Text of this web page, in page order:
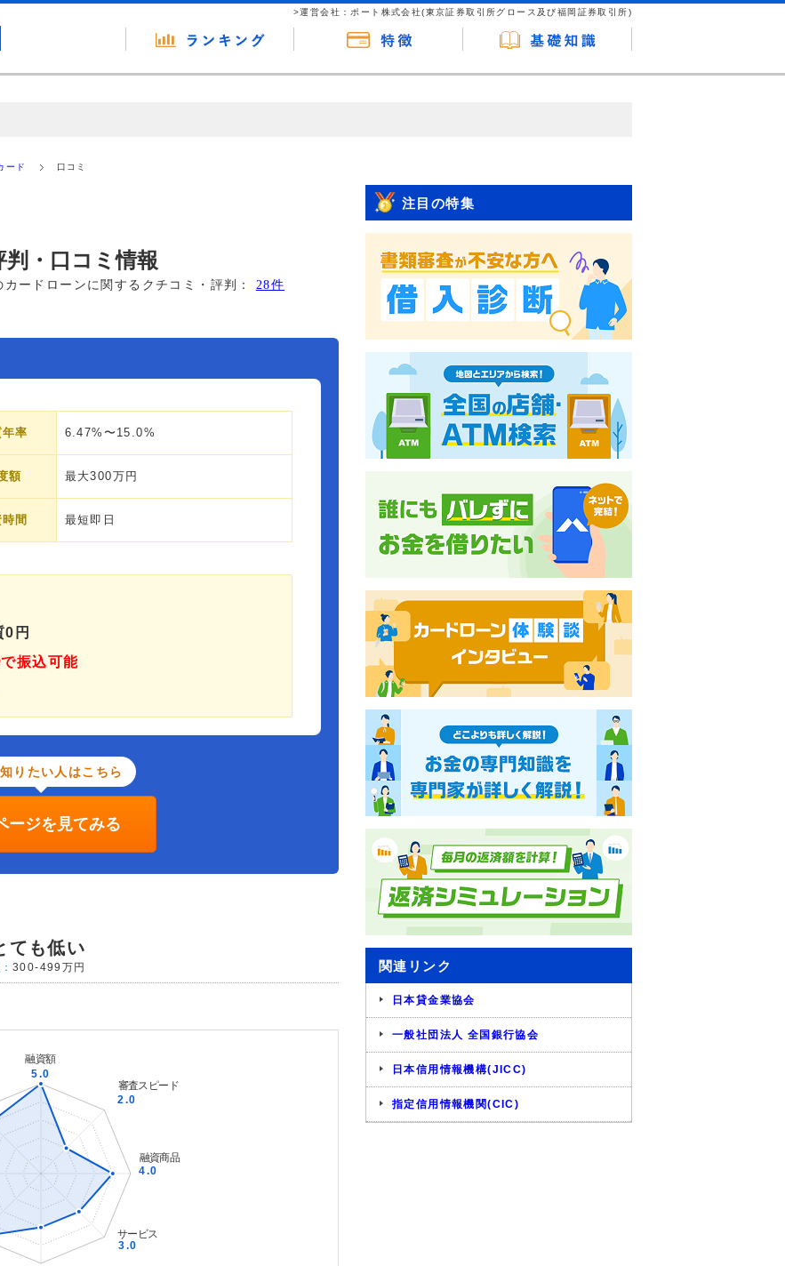
>運営会社：ポート株式会社(東京証券取引所グロース及び福岡証券取引所)
を行っています。
ード 口コミ
・口コミ情報
カードローンに関するクチコミ・評判： 28件
率 6.47%〜15.0%
額 最大300万円
間 最短即日
0円
振込可能
りたい人はこちら
ージを見てみる
ても低い
300-499万円
注目の特集
関連リンク
日本貸金業協会
一般社団法人 全国銀行協会
日本信用情報機構(JICC)
指定信用情報機関(CIC)